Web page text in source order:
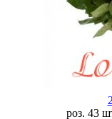
роз. 43